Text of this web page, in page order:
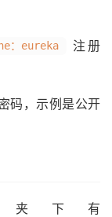
：eureka
注册
码，示例是公开
下有